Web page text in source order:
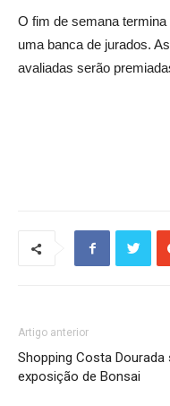
O fim de semana
uma banca de jurados.
avaliadas serão
Artigo anterior
Shopping Costa Dourada
exposição de Bonsai